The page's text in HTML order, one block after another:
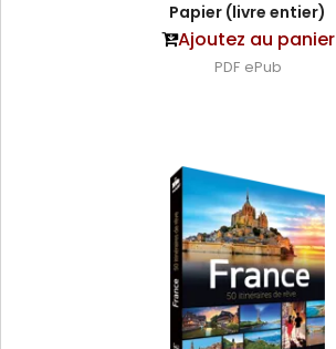
Papier (livre entier)
Ajoutez au panier
PDF ePub